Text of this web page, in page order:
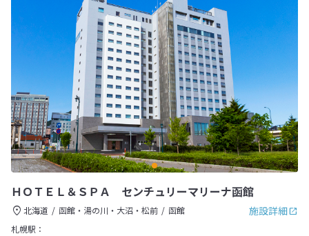
ＨＯＴＥＬ＆ＳＰＡ センチュリーマリーナ函館
施設詳細
北海道 函館・湯の川・大沼・松前
函館
札幌駅：